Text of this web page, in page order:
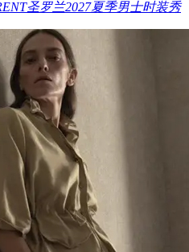
圣罗兰2027夏季男士时装秀